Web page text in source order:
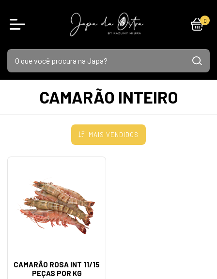
0
CAMARÃO INTEIRO
MAIS VENDIDOS
CAMARÃO ROSA INT 11/15
PEÇAS POR KG